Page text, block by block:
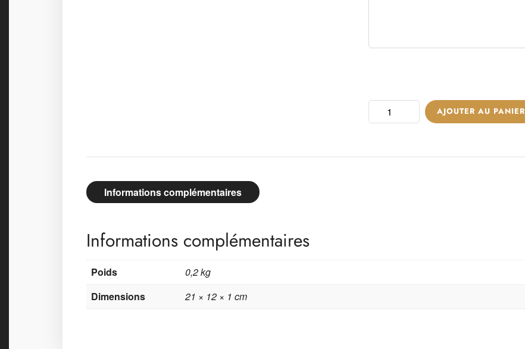
AJOUTER AU PANIER
Informations complémentaires
Informations complémentaires
Poids
0,2 kg
Dimensions
21 × 12 × 1 cm